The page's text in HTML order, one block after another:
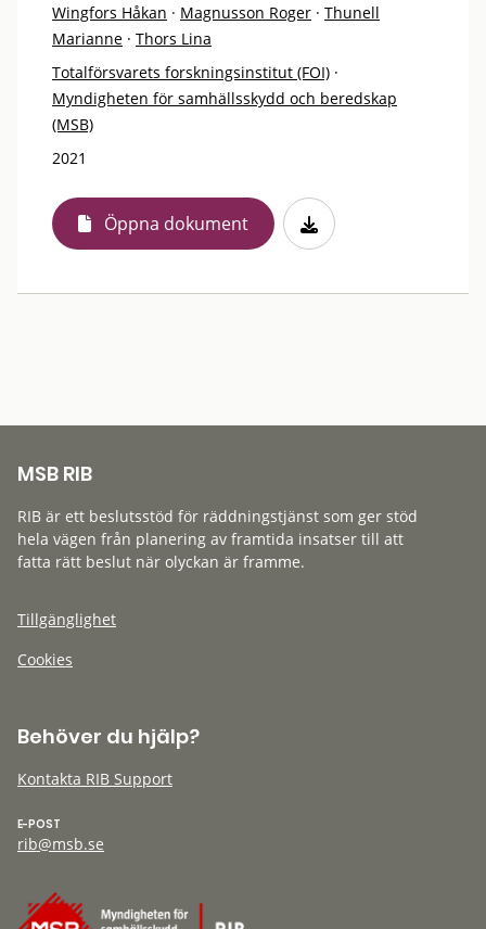
Wingfors Håkan · Magnusson Roger · Thunell
Marianne · Thors Lina
Totalförsvarets forskningsinstitut (FOI) ·
Myndigheten för samhällsskydd och beredskap
(MSB)
2021
Öppna dokument
MSB RIB
RIB är ett beslutsstöd för räddningstjänst som ger stöd
hela vägen från planering av framtida insatser till att
fatta rätt beslut när olyckan är framme.
Tillgänglighet
Cookies
Behöver du hjälp?
Kontakta RIB Support
E-POST
rib@msb.se